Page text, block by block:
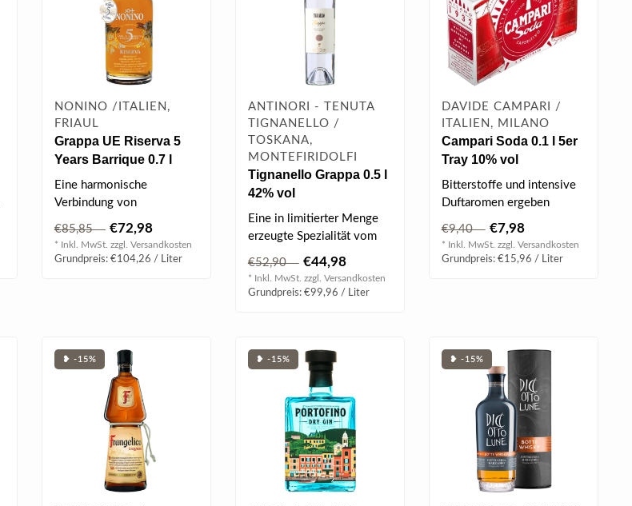
NONINO /ITALIEN,
FRIAUL
Grappa UE Riserva 5
Years Barrique 0.7 l
43% vol
Eine harmonische
Verbindung von
Traubenbränden Ribolla,
Moscato, ..
€85,85 €72,98
* Inkl. MwSt. zzgl. Versandkosten
Grundpreis: €104,26 / Liter
ANTINORI - TENUTA
TIGNANELLO /
TOSKANA,
MONTEFIRIDOLFI
Tignanello Grappa 0.5 l
42% vol
Eine in limitierter Menge
erzeugte Spezialität vom
den..
€52,90 €44,98
* Inkl. MwSt. zzgl. Versandkosten
Grundpreis: €99,96 / Liter
DAVIDE CAMPARI /
ITALIEN, MILANO
Campari Soda 0.1 l 5er
Tray 10% vol
Bitterstoffe und intensive
Duftaromen ergeben
bitteren Ge..
€9,40 €7,98
* Inkl. MwSt. zzgl. Versandkosten
Grundpreis: €15,96 / Liter
❥ -15% ❥ -15% ❥ -15%